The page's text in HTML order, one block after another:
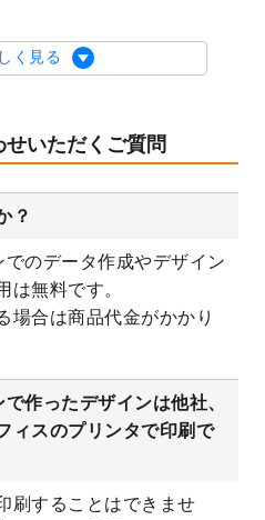
ました。
始まりのカレンダーデザイン
イズ、変型サイズで作成でき
ました！
ザインテンプレートを追加し
ケット
が作成できるようにな
のチラシデザインテンプレー
した。
。
インテンプレート
を公開いた
ました。
く見る
せいただくご質問
？
でのデータ作成やデザイン
は無料です。
場合は商品代金がかかり
で作ったデザインは他社、
ィスのプリンタで印刷で
刷することはできませ